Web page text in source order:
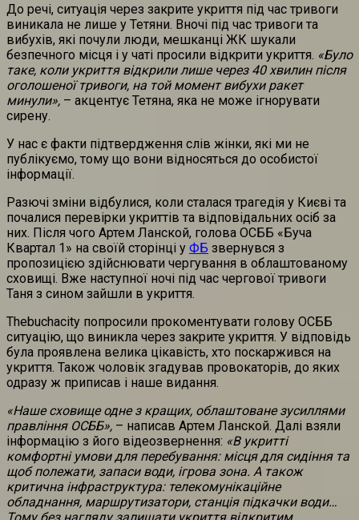
До речі, ситуація через закрите укриття під час тривоги
виникала не лише у Тетяни. Вночі під час тривоги та
вибухів, які почули люди, мешканці ЖК шукали
безпечного місця і у чаті просили відкрити укриття. «Було
таке, коли укриття відкрили лише через 40 хвилин після
оголошеної тривоги, на той момент вибухи ракет
минули», – акцентує Тетяна, яка не може ігнорувати
сирену.
У нас є факти підтвердження слів жінки, які ми не
публікуємо, тому що вони відносяться до особистої
інформації.
Разючі зміни відбулися, коли сталася трагедія у Києві та
почалися перевірки укриттів та відповідальних осіб за
них. Після чого Артем Ланской, голова ОСББ «Буча
Квартал 1» на своїй сторінці у ФБ звернувся з
пропозицією здійснювати чергування в облаштованому
сховищі. Вже наступної ночі під час чергової тривоги
Таня з сином зайшли в укриття.
Thebuchacity попросили прокоментувати голову ОСББ
ситуацію, що виникла через закрите укриття. У відповідь
була проявлена велика цікавість, хто поскаржився на
укриття. Також чоловік згадував провокаторів, до яких
одразу ж приписав і наше видання.
«Наше сховище одне з кращих, облаштоване зусиллями
правління ОСББ», – написав Артем Ланской. Далі взяли
інформацію з його відеозвернення: «В укритті
комфортні умови для перебування: місця для сидіння та
щоб полежати, запаси води, ігрова зона. А також
критична інфраструктура: телекомунікаційне
обладнання, маршрутизатори, станція підкачки води…